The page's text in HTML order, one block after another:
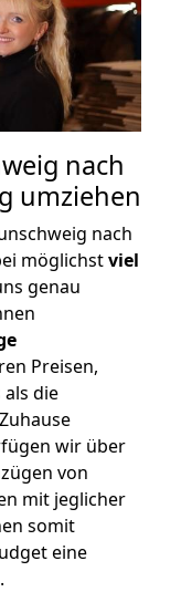
nach
umziehen
nach
möglichstviel
genau
Preisen,
die
wir über
von
mit jeglicher
somit
eine